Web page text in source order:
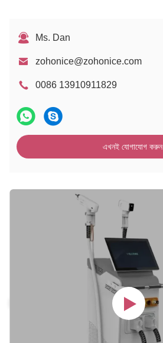
Ms. Dan
zohonice@zohonice.com
0086 13910911829
এখনই যোগাযোগ করুন